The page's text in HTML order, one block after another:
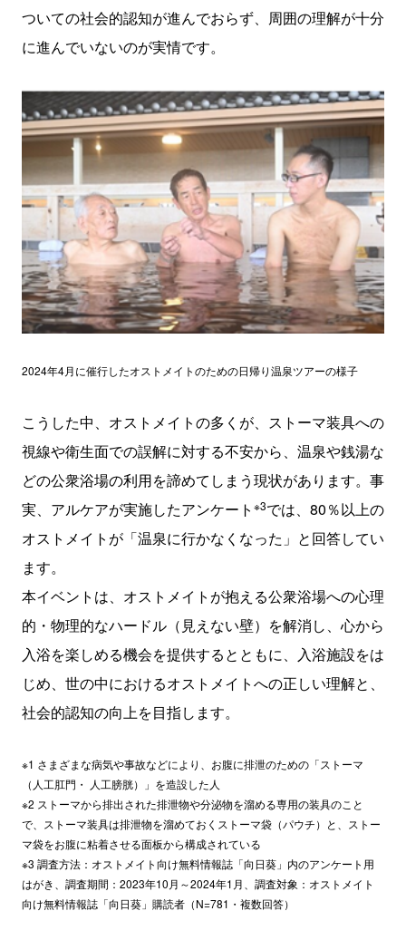
ついての社会的認知が進んでおらず、周囲の理解が十分
に進んでいないのが実情です。
2024年4月に催行したオストメイトのための日帰り温泉ツアーの様子
こうした中、オストメイトの多くが、ストーマ装具への
視線や衛生面での誤解に対する不安から、温泉や銭湯な
どの公衆浴場の利用を諦めてしまう現状があります。事
実、アルケアが実施したアンケート ※3では、80％以上の
オストメイトが「温泉に行かなくなった」と回答してい
ます。
本イベントは、オストメイトが抱える公衆浴場への心理
的・物理的なハードル（見えない壁）を解消し、心から
入浴を楽しめる機会を提供するとともに、入浴施設をは
じめ、世の中におけるオストメイトへの正しい理解と、
社会的認知の向上を目指します。
※1 さまざまな病気や事故などにより、お腹に排泄のための「ストーマ
（人工肛門・ 人工膀胱）」を造設した人
※2 ストーマから排出された排泄物や分泌物を溜める専用の装具のこと
で、ストーマ装具は排泄物を溜めておくストーマ袋（パウチ）と、ストー
マ袋をお腹に粘着させる面板から構成されている
※3 調査方法：オストメイト向け無料情報誌「向日葵」内のアンケート用
はがき、調査期間：2023年10月～2024年1月、調査対象：オストメイト
向け無料情報誌「向日葵」購読者（N=781・複数回答）